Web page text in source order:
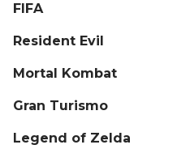
FIFA
Resident Evil
Mortal Kombat
Gran Turismo
Legend of Zelda